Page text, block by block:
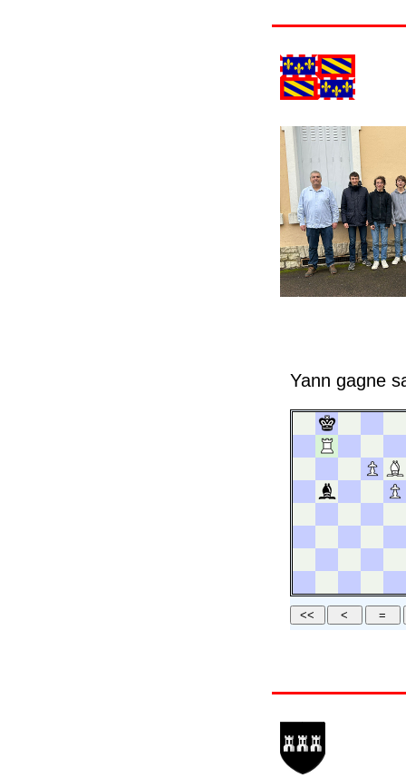
Yann gagne